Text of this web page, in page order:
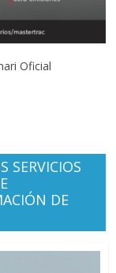
Oficial
SERVICIOS
DE